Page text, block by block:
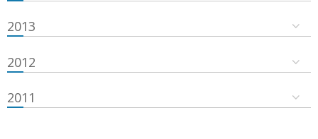
2013
2012
2011